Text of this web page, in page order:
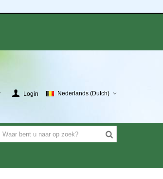
Login Nederlands (Dutch)